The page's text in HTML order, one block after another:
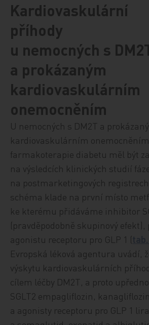
Kardiovaskulární
příhody
u nemocných s
a prokázaným
kardiovaskulárním
onemocněním
U nemocných s DM2T a
kardiovaskulárním onemocněním
farmakoterapie diabetu měl být
na výsledcích klinických studií
na postmarketingových
schéma klade na první místo
ke kterému přidáváme inhibitor
(pravděpodobně skupinový
agonistu receptoru pro GLP 1 (
Evropská léková agentura uvádí,
výskytu kardiovaskulárních
cílem léčby DM2T, a proto
SGLT2 empagliflozin,
a agonisty receptoru pro GLP 1